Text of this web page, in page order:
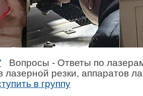
Вопросы - Ответы по
лазерной резки, аппаратов
в группу